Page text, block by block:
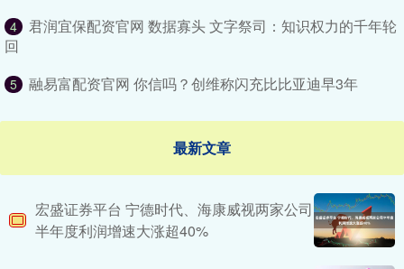
4
君润宜保配资官网 数据寡头 文字祭司：知识权力的千年轮
回
5 融易富配资官网 你信吗？创维称闪充比比亚迪早3年
最新文章
宏盛证券平台 宁德时代、海康威视两家公司
半年度利润增速大涨超40%